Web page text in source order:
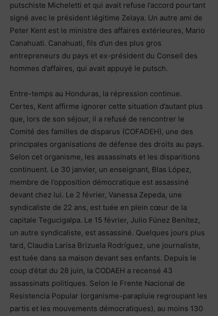
putschiste Micheletti et qui avait refuse l’accord pourtant
signé avec le président légitime Zelaya. Un autre ami de
Peter Kent est le ministre des affaires extérieures, Mario
Canahuati. Canahuati, fils d’un des plus gros
entrepreneurs du pays et ex-président du Conseil des
hommes d’affaires, qui avait appuyé le putsch.
Entre-temps au Honduras, la répression continue.
Certes, Kent affirme ignorer cette situation d’autant plus
que, lors de son séjour, il a refusé de rencontrer le
Comité des familles de disparus (COFADEH), une des
principales organisations de défense des droits au pays.
Selon cet organisme, les assassinats et les disparitions
continuent. Le 30 janvier, un enseignant, Blas López,
membre de l’opposition démocratique est assassiné
devant chez lui. Le 2 février, Vanessa Zepeda, une
syndicaliste de 22 ans, est tuée en plein cœur de la
capitale Tegucigalpa. Le 15 février, Julio Fúnez Benítez,
un autre syndicaliste, est assassiné. Quelques jours plus
tard, Claudia Larisa Brizuela Rodríguez, une journaliste,
est tuée dans sa maison devant ses enfants. Depuis le
coup d’état du 28 juin, la CODAEH a recensé 43
assassinats politiques. Selon le Frente Nacional de
Resistencia Popular (organisme-parapluie regroupant les
partis et les mouvements démocratiques), au moins 130